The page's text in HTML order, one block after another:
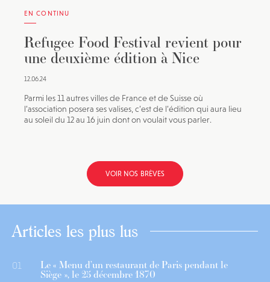
EN CONTINU
Refugee Food Festival revient pour
une deuxième édition à Nice
12.06.24
Parmi les 11 autres villes de France et de Suisse où
l’association posera ses valises, c’est de l’édition qui aura lieu
au soleil du 12 au 16 juin dont on voulait vous parler.
VOIR NOS BRÈVES
Articles les plus lus
01 Le « Menu d’un restaurant de Paris pendant le
Siège », le 25 décembre 1870